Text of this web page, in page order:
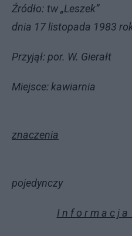
Źródło: tw
dnia 17 listopada 1983
Przyjął: por. W. Gierałt
Miejsce: kawiarnia
znaczenia
pojedynczy
I n f o r m a c j